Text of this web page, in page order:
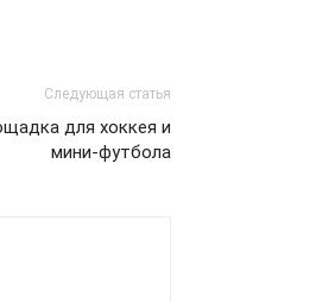
Следующая статья
для хоккея и
мини-футбола